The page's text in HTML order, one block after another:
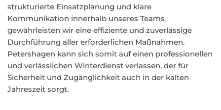
strukturierte Einsatzplanung und klare
Kommunikation innerhalb unseres Teams
gewährleisten wir eine effiziente und zuverlässige
Durchführung aller erforderlichen Maßnahmen.
Petershagen kann sich somit auf einen professionellen
und verlässlichen Winterdienst verlassen, der für
Sicherheit und Zugänglichkeit auch in der kalten
Jahreszeit sorgt.